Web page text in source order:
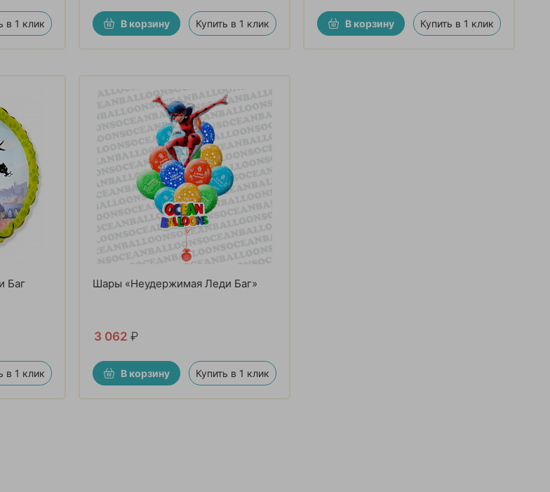
в 1 клик В корзину Купить в 1 клик В корзину Купить в 1 клик
Баг
в 1 клик
Шары «Неудержимая Леди Баг»
3 062 ₽
В корзину Купить в 1 клик